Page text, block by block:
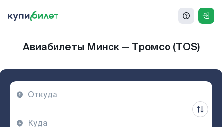
Авиабилеты Минск — Тромсо (TOS)